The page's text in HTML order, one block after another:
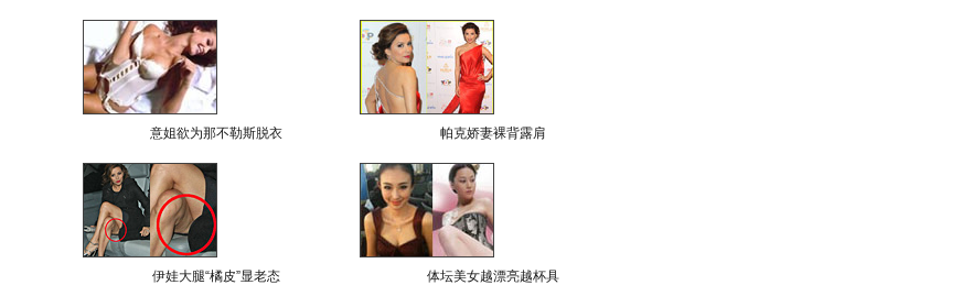
意姐欲为那不勒斯脱衣 帕克娇妻裸背露肩
伊娃大腿“橘皮”显老态 体坛美女越漂亮越杯具